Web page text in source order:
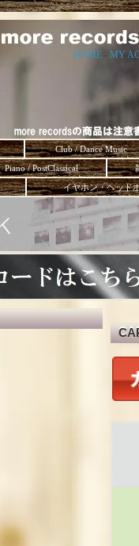
HOME - MY
Club / Dance Music
Piano / PostClassical
イヤホン・ヘッ